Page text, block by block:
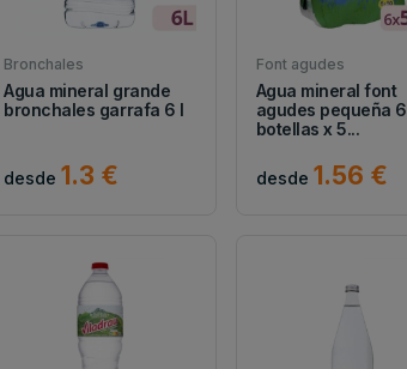
Bronchales
Agua mineral grande
bronchales garrafa 6 l
desde1.3 €
Font agudes
Agua mineral font
agudes pequeña 6
botellas x 5...
desde 1.56 €